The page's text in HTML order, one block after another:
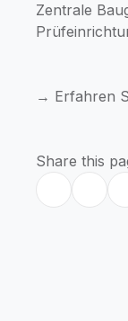
Zentrale
→ Erfahren
Share this